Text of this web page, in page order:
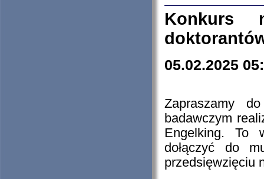
Konkurs
05.02.2025
Zapraszamy
badawczym
Engelking. To
dołączyć do
przedsięwzięciu